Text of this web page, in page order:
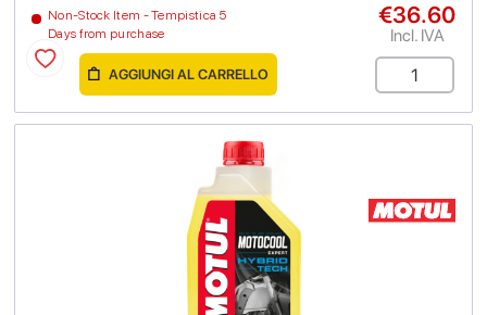
Non-Stock Item - Tempistica 5
Days from purchase
€36.60
Incl. IVA
AGGIUNGI AL CARRELLO